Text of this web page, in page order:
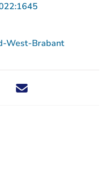
West-Brabant
dit nieuwsbericht via X -
Deel dit nieuwsbericht via
Deel dit nieuwsbericht
Deel dit